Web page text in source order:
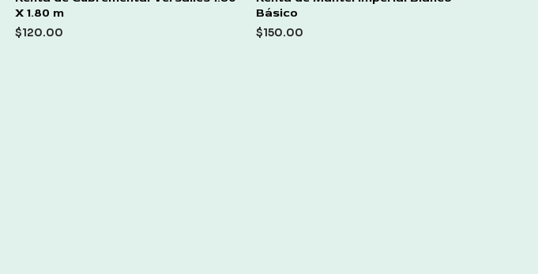
0
out
5
X 1.80 m
$120.00
0
out
5
Básico
$150.00